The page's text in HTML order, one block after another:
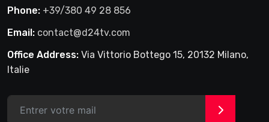
Phone: +39/380 49 28 856
Email: contact@d24tv.com
Office Address: Via Vittorio Bottego 15, 20132 Milano,
Italie
>